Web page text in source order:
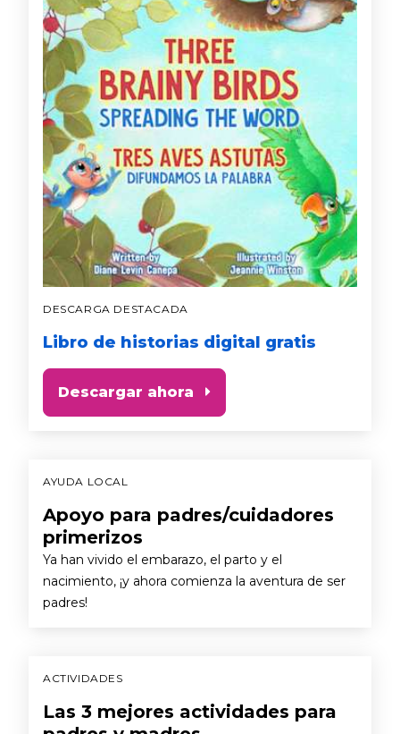
DESCARGA DESTACADA
Libro de historias digital gratis
Descargar ahora
AYUDA LOCAL
Apoyo para padres/cuidadores
primerizos
Ya han vivido el embarazo, el parto y el
nacimiento, ¡y ahora comienza la aventura de ser
padres!
ACTIVIDADES
Las 3 mejores actividades para